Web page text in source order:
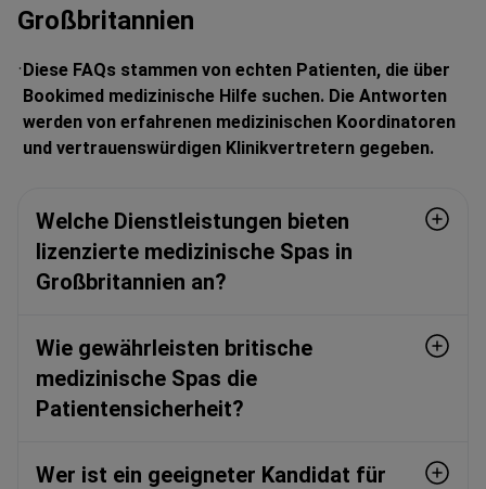
Großbritannien
Diese FAQs stammen von echten Patienten, die über
Bookimed medizinische Hilfe suchen. Die Antworten
werden von erfahrenen medizinischen Koordinatoren
und vertrauenswürdigen Klinikvertretern gegeben.
Welche Dienstleistungen bieten
lizenzierte medizinische Spas in
Großbritannien an?
Wie gewährleisten britische
medizinische Spas die
Patientensicherheit?
Wer ist ein geeigneter Kandidat für